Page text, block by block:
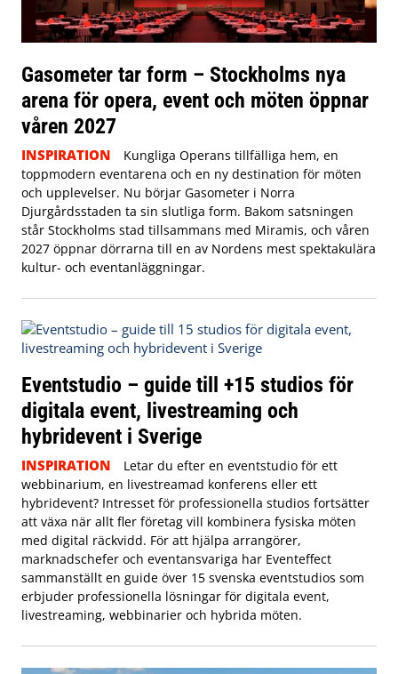
Gasometer tar form – Stockholms nya
arena för opera, event och möten öppnar
våren 2027
INSPIRATION
Kungliga Operans tillfälliga hem, en
toppmodern eventarena och en ny destination för möten
och upplevelser. Nu börjar Gasometer i Norra
Djurgårdsstaden ta sin slutliga form. Bakom satsningen
står Stockholms stad tillsammans med Miramis, och våren
2027 öppnar dörrarna till en av Nordens mest spektakulära
kultur- och eventanläggningar.
Eventstudio – guide till +15 studios för
digitala event, livestreaming och
hybridevent i Sverige
INSPIRATION
Letar du efter en eventstudio för ett
webbinarium, en livestreamad konferens eller ett
hybridevent? Intresset för professionella studios fortsätter
att växa när allt fler företag vill kombinera fysiska möten
med digital räckvidd. För att hjälpa arrangörer,
marknadschefer och eventansvariga har Eventeffect
sammanställt en guide över 15 svenska eventstudios som
erbjuder professionella lösningar för digitala event,
livestreaming, webbinarier och hybrida möten.